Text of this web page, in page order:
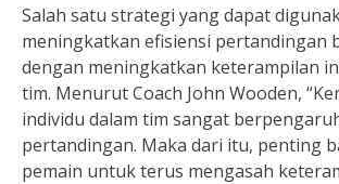
Salah satu strategi yang dapat
meningkatkan efisiensi pertandingan
dengan meningkatkan keterampilan
tim. Menurut Coach John Wooden,
individu dalam tim sangat
pertandingan. Maka dari itu, penting
pemain untuk terus mengasah